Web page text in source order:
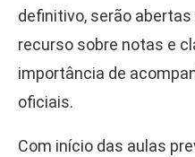
definitivo, serão
recurso sobre notas e
importância de
oficiais.
Com início das aulas